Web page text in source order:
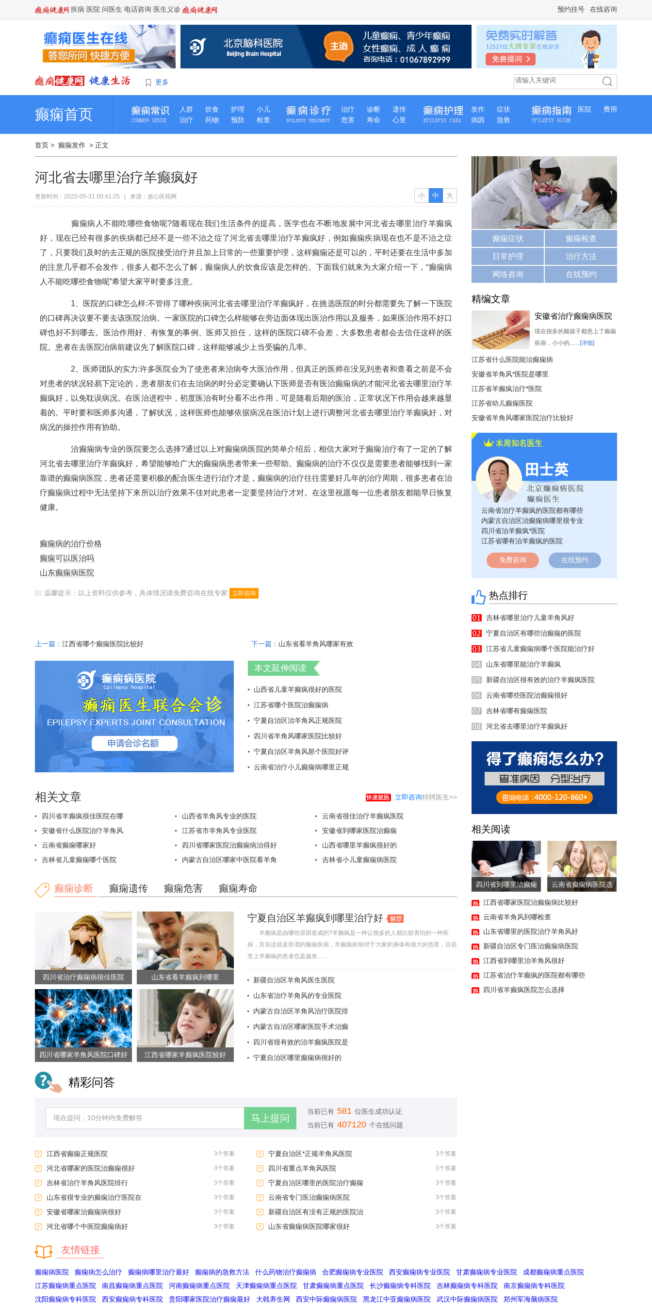
疾病 医院 问医生 电话咨询 医生义诊 预约挂号 在线咨询
更多
癫痫首页 人群 饮食 护理
小儿
治疗
药物 预防 检查
治疗 诊断
遗传
危害
寿命 心里
发作
症状
病因
急救
医院 费用
首页 > 癫痫发作 > 正文
河北省去哪里治疗羊癫疯好
更新时间：2022-05-31 00:41:25 | 来源：放心医苑网 小 中 大
癫痫病人不能吃哪些食物呢?随着现在我们生活条件的提高，医学也在不断地发展中河北省去哪里治疗羊癫疯
好，现在已经有很多的疾病都已经不是一些不治之症了河北省去哪里治疗羊癫疯好，例如癫痫疾病现在也不是不治之症
了，只要我们及时的去正规的医院接受治疗并且加上日常的一些重要护理，这样癫痫还是可以的，平时还要在生活中多加
的注意几乎都不会发作，很多人都不怎么了解，癫痫病人的饮食应该是怎样的。下面我们就来为大家介绍一下，“癫痫病
人不能吃哪些食物呢”希望大家平时要多注意。
1、医院的口碑怎么样:不管得了哪种疾病河北省去哪里治疗羊癫疯好，在挑选医院的时分都需要先了解一下医院
的口碑再决议要不要去该医院治病。一家医院的口碑怎么样能够在旁边面体现出医治作用以及服务，如果医治作用不好口
碑也好不到哪去。医治作用好、有恢复的事例、医师又担任，这样的医院口碑不会差，大多数患者都会去信任这样的医
院。患者在去医院治病前建议先了解医院口碑，这样能够减少上当受骗的几率。
2、医师团队的实力:许多医院会为了使患者来治病夸大医治作用，但真正的医师在没见到患者和查看之前是不会
对患者的状况轻易下定论的，患者朋友们在去治病的时分必定要确认下医师是否有医治癫痫病的才能河北省去哪里治疗羊
癫疯好，以免耽误病况。在医治进程中，初度医治有时分看不出作用，可是随着后期的医治，正常状况下作用会越来越显
着的。平时要和医师多沟通，了解状况，这样医师也能够依据病况在医治计划上进行调整河北省去哪里治疗羊癫疯好，对
病况的操控作用有协助。
治癫痫病专业的医院要怎么选择?通过以上对癫痫病医院的简单介绍后，相信大家对于癫痫治疗有了一定的了解
河北省去哪里治疗羊癫疯好，希望能够给广大的癫痫病患者带来一些帮助。癫痫病的治疗不仅仅是需要患者能够找到一家
靠谱的癫痫病医院，患者还需要积极的配合医生进行治疗才是，癫痫病的治疗往往需要好几年的治疗周期，很多患者在治
疗癫痫病过程中无法坚持下来所以治疗效果不佳对此患者一定要坚持治疗才对。在这里祝愿每一位患者朋友都能早日恢复
健康。
癫痫病的治疗价格
癫痫可以医治吗
山东癫痫病医院
温馨提示：以上资料仅供参考，具体情况请免费咨询在线专家 立即咨询
上一篇： 江西省哪个癫痫医院比较好 下一篇： 山东省看羊角风哪家有效
本文延伸阅读
山西省儿童羊癫疯很好的医院
江苏省哪个医院治癫痫病
宁夏自治区治羊角风正规医院
四川省羊角风哪家医院比较好
宁夏自治区羊角风那个医院好评
云南省治疗小儿癫痫病哪里正规
相关文章 立即咨询特聘医生>>
四川省羊癫疯很佳医院在哪 山西省羊角风专业的医院
云南省很佳治疗羊癫疯医院
安徽省什么医院治疗羊角风
江苏省市羊角风专业医院
安徽省到哪家医院治癫痫
云南省癫痫哪家好
四川省哪家医院治癫痫病治得好
山西省哪里羊癫疯很好的
吉林省儿童癫痫哪个医院
内蒙古自治区哪家中医院看羊角 吉林省小儿童癫痫病医院
癫痫诊断 癫痫遗传 癫痫危害 癫痫寿命
四川省治疗癫痫病很佳医院 山东省看羊癫疯到哪里
四川省哪家羊角风医院口碑好 江西省哪家羊癫疯医院较好
宁夏自治区羊癫疯到哪里治疗好
羊癫疯是由哪些原因造成的?羊癫疯是一种让很多的人都比较害怕的一种疾
病，其实这就是所谓的癫痫疾病，羊癫疯疾病对于大家的身体有很大的危害，目前
患上羊癫疯的患者也是越来......
新疆自治区羊角风医生医院
山东省治疗羊角风的专业医院
内蒙古自治区羊角风治疗医院排
内蒙古自治区哪家医院手术治癫
四川省很有效的治羊癫疯医院是
宁夏自治区哪里癫痫病很好的
精彩问答
当前已有 581 位医生成功认证
当前已有 407120 个在线问题
江西省癫痫正规医院 3个答案 宁夏自治区*正规羊角风医院 3个答案
河北省哪家的医院治癫痫很好 3个答案 四川省重点羊角风医院 3个答案
吉林省治疗羊角风医院排行 3个答案 宁夏自治区哪里的医院治疗癫痫 3个答案
山东省很专业的癫痫治疗医院在 3个答案 云南省专门医治癫痫病医院 3个答案
安徽省哪家治癫痫病很好 3个答案 新疆自治区有没有正规的医院治 3个答案
河北省哪个中医院癫痫病好 3个答案 山东省癫痫病医院哪家很好 3个答案
癫痫症状 癫痫检查
日常护理 治疗方法
网络咨询 在线预约
精编文章
安徽省治疗癫痫病医院
哪家比较好
现在很多的额孩子都患上了癫痫
疾病，小小的...… [详细]
江苏省什么医院能治癫痫病
安徽省羊角风*医院是哪里
江苏省羊癫疯治疗*医院
江苏省幼儿癫痫医院
安徽省羊角风哪家医院治疗比较好
云南省治疗羊癫疯的医院都有哪些
内蒙古自治区治癫痫病哪里很专业
四川省治羊癫疯*医院
江苏省哪有治羊癫疯的医院
免费咨询 在线预约
热点排行
吉林省哪里治疗儿童羊角风好
宁夏自治区有哪些治癫痫的医院
江苏省儿童癫痫病哪个医院能治疗好
山东省哪里能治疗羊癫疯
新疆自治区很有效的治疗羊癫疯医院
云南省哪些医院治癫痫很好
吉林省哪有癫痫医院
河北省去哪里治疗羊癫疯好
相关阅读
四川省到哪里治癫痫
云南省癫痫病医院选
江西省哪家医院治癫痫病比较好
云南省羊角风到哪检查
山东省哪里的医院治疗羊角风好
新疆自治区专门医治癫痫病医院
江西省到哪里治羊角风很好
江苏省治疗羊癫疯的医院都有哪些
四川省羊癫疯医院怎么选择
友情链接
癫痫病医院 癫痫病怎么治疗 癫痫病哪里治疗最好 癫痫病的急救方法 什么药物治疗癫痫病 合肥癫痫病专业医院 西安癫痫病专业医院 甘肃癫痫病专业医院
成都癫痫病重点医院
江苏癫痫病重点医院
南昌癫痫病重点医院 河南癫痫病重点医院 天津癫痫病重点医院 甘肃癫痫病重点医院 长沙癫痫病专科医院 吉林癫痫病专科医院
南京癫痫病专科医院
沈阳癫痫病专科医院
西安癫痫病专科医院 贵阳哪家医院治疗癫痫最好 大戟养生网 西安中际癫痫病医院 黑龙江中亚癫痫病医院 武汉中际癫痫病医院 郑州军海脑病医院